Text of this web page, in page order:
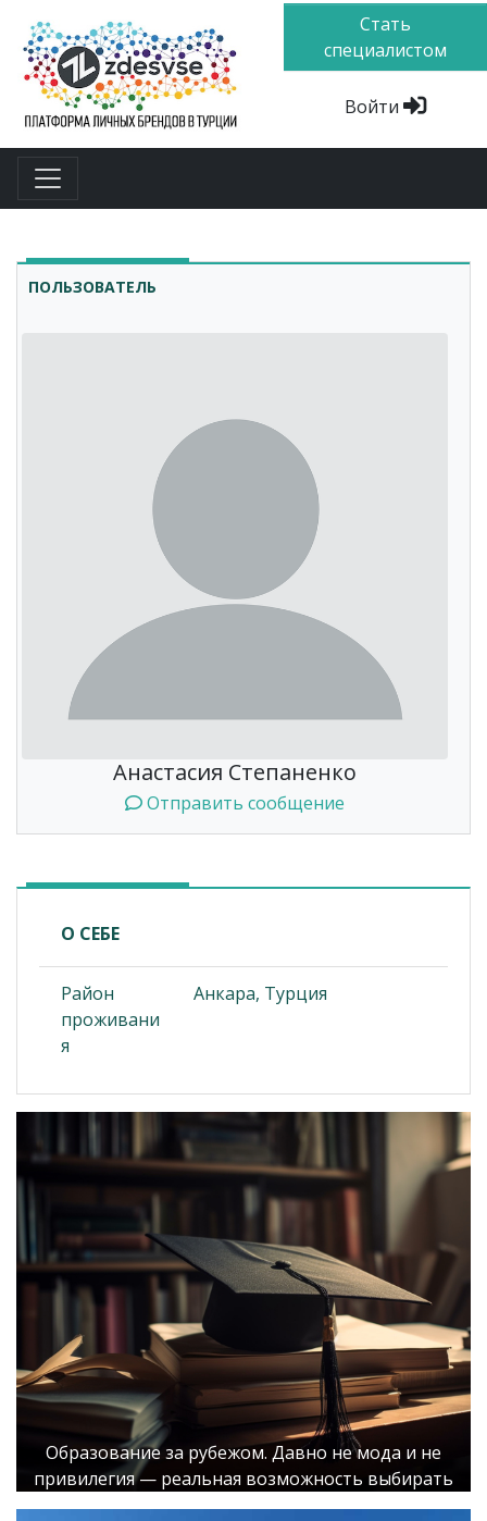
Стать
специалистом
Войти
ПОЛЬЗОВАТЕЛЬ
Анастасия Степаненко
Отправить сообщение
О СЕБЕ
Район
проживани
я
Анкара, Турция
Образование за рубежом. Давно не мода и не
привилегия — реальная возможность выбирать